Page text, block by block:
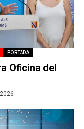
PORTADA
Oficina del